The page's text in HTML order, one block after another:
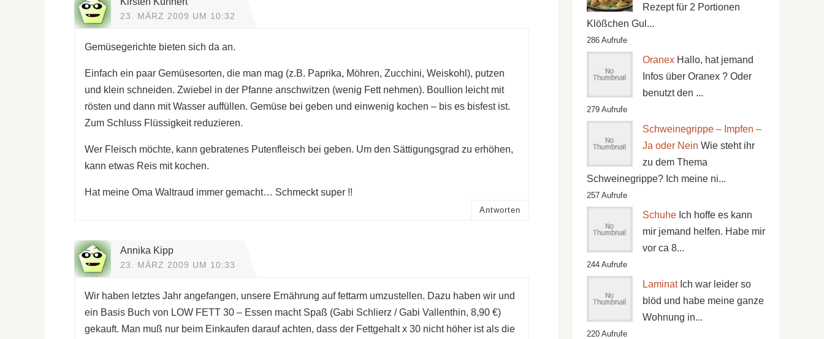
23. MÄRZ 2009 UM 10:32
Gemüsegerichte bieten sich da an.
Einfach ein paar Gemüsesorten, die man mag (z.B. Paprika, Möhren, Zucchini, Weiskohl), putzen
und klein schneiden. Zwiebel in der Pfanne anschwitzen (wenig Fett nehmen). Boullion leicht mit
rösten und dann mit Wasser auffüllen. Gemüse bei geben und einwenig kochen – bis es bisfest ist.
Zum Schluss Flüssigkeit reduzieren.
Wer Fleisch möchte, kann gebratenes Putenfleisch bei geben. Um den Sättigungsgrad zu erhöhen,
kann etwas Reis mit kochen.
Hat meine Oma Waltraud immer gemacht… Schmeckt super !!
Antworten
Annika Kipp
23. MÄRZ 2009 UM 10:33
Wir haben letztes Jahr angefangen, unsere Ernährung auf fettarm umzustellen. Dazu haben wir und
ein Basis Buch von LOW FETT 30 – Essen macht Spaß (Gabi Schlierz / Gabi Vallenthin, 8,90 €)
gekauft. Man muß nur beim Einkaufen darauf achten, dass der Fettgehalt x 30 nicht höher ist als die
Rezept für 2 Portionen
Klößchen Gul...
286 Aufrufe
Oranex Hallo, hat jemand
Infos über Oranex ? Oder
benutzt den ...
279 Aufrufe
Schweinegrippe – Impfen –
Ja oder Nein Wie steht ihr
zu dem Thema
Schweinegrippe? Ich meine ni...
257 Aufrufe
Schuhe Ich hoffe es kann
mir jemand helfen. Habe mir
vor ca 8...
244 Aufrufe
Laminat Ich war leider so
blöd und habe meine ganze
Wohnung in...
220 Aufrufe